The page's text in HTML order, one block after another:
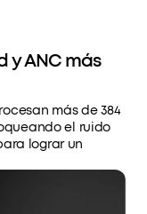
y ANC más
más de 384
el ruido
lograr un